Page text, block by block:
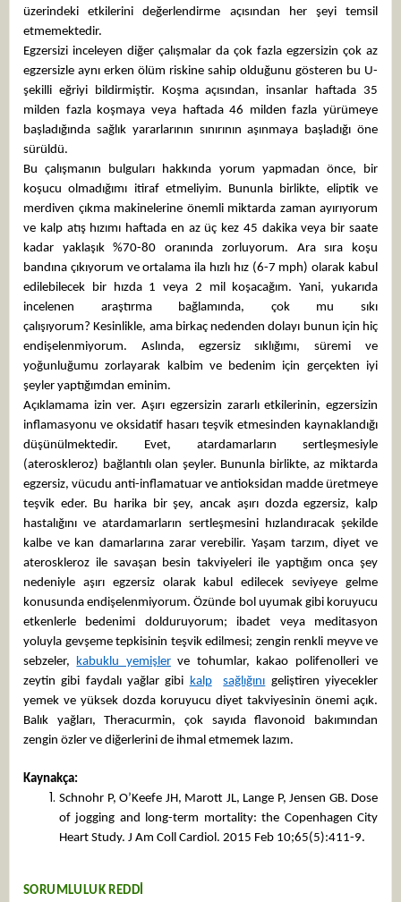
üzerindeki etkilerini değerlendirme açısından her şeyi temsil
etmemektedir.
Egzersizi inceleyen diğer çalışmalar da çok fazla egzersizin çok az
egzersizle aynı erken ölüm riskine sahip olduğunu gösteren bu U-
şekilli eğriyi bildirmiştir. Koşma açısından, insanlar haftada 35
milden fazla koşmaya veya haftada 46 milden fazla yürümeye
başladığında sağlık yararlarının sınırının aşınmaya başladığı öne
sürüldü.
Bu çalışmanın bulguları hakkında yorum yapmadan önce, bir
koşucu olmadığımı itiraf etmeliyim. Bununla birlikte, eliptik ve
merdiven çıkma makinelerine önemli miktarda zaman ayırıyorum
ve kalp atış hızımı haftada en az üç kez 45 dakika veya bir saate
kadar yaklaşık %70-80 oranında zorluyorum. Ara sıra koşu
bandına çıkıyorum ve ortalama ila hızlı hız (6-7 mph) olarak kabul
edilebilecek bir hızda 1 veya 2 mil koşacağım. Yani, yukarıda
incelenen araştırma bağlamında, çok mu sıkı
çalışıyorum? Kesinlikle, ama birkaç nedenden dolayı bunun için hiç
endişelenmiyorum. Aslında, egzersiz sıklığımı, süremi ve
yoğunluğumu zorlayarak kalbim ve bedenim için gerçekten iyi
şeyler yaptığımdan eminim.
Açıklamama izin ver. Aşırı egzersizin zararlı etkilerinin, egzersizin
inflamasyonu ve oksidatif hasarı teşvik etmesinden kaynaklandığı
düşünülmektedir. Evet, atardamarların sertleşmesiyle
(ateroskleroz) bağlantılı olan şeyler. Bununla birlikte, az miktarda
egzersiz, vücudu anti-inflamatuar ve antioksidan madde üretmeye
teşvik eder. Bu harika bir şey, ancak aşırı dozda egzersiz, kalp
hastalığını ve atardamarların sertleşmesini hızlandıracak şekilde
kalbe ve kan damarlarına zarar verebilir. Yaşam tarzım, diyet ve
ateroskleroz ile savaşan besin takviyeleri ile yaptığım onca şey
nedeniyle aşırı egzersiz olarak kabul edilecek seviyeye gelme
konusunda endişelenmiyorum. Özünde bol uyumak gibi koruyucu
etkenlerle bedenimi dolduruyorum; ibadet veya meditasyon
yoluyla gevşeme tepkisinin teşvik edilmesi; zengin renkli meyve ve
sebzeler, kabuklu yemişlerve tohumlar, kakao polifenolleri ve
zeytin gibi faydalı yağlar gibi kalp sağlığını geliştiren yiyecekler
yemek ve yüksek dozda koruyucu diyet takviyesinin önemi açık.
Balık yağları, Theracurmin, çok sayıda flavonoid bakımından
zengin özler ve diğerlerini de ihmal etmemek lazım.
Kaynakça:
Schnohr P, O’Keefe JH, Marott JL, Lange P, Jensen GB. Dose
of jogging and long-term mortality: the Copenhagen City
Heart Study. J Am Coll Cardiol. 2015 Feb 10;65(5):411-9.
SORUMLULUK REDDİ